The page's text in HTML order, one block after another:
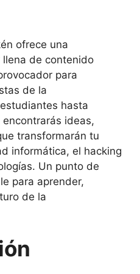
ofrece una
llena de contenido
para
de la
hasta
ideas,
transformarán tu
informática, el hacking
Un punto de
para aprender,
de la